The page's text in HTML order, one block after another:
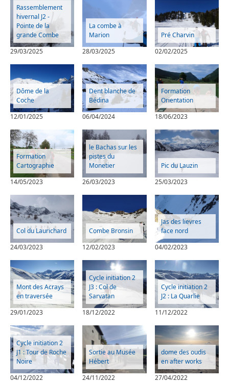
Rassemblement
hivernal J2 -
Pointe de la
grande Combe
29/03/2025
La combe à
Marion
28/03/2025
Pré Charvin
02/02/2025
Dôme de la
Coche
12/01/2025
Dent blanche de
Bédina
06/04/2024
Formation
Orientation
18/06/2023
Formation
Cartographie
14/05/2023
le Bachas sur les
pistes du
Monetier
26/03/2023
Pic du Lauzin
25/03/2023
Col du Laurichard
24/03/2023
Combe Bronsin
12/02/2023
Jas des lievres
face nord
04/02/2023
Mont des Acrays
en traversée
29/01/2023
Cycle initiation 2
J3 : Col de
Sarvatan
18/12/2022
Cycle initiation 2
J2 : La Quarlie
11/12/2022
Cycle initiation 2
J1 : Tour de Roche
Noire
04/12/2022
Sortie au Musée
Hébert
24/11/2022
dome des oudis
en after works
27/04/2022